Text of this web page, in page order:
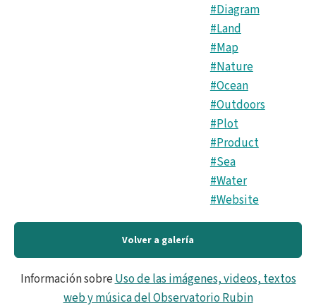
#Diagram
#Land
#Map
#Nature
#Ocean
#Outdoors
#Plot
#Product
#Sea
#Water
#Website
Volver a galería
Información sobreUso de las imágenes, videos, textos
web y música del Observatorio Rubin